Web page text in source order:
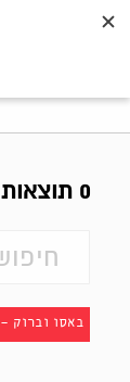
0 תוצאות
באסו וברוק - BASSO & BROOKE